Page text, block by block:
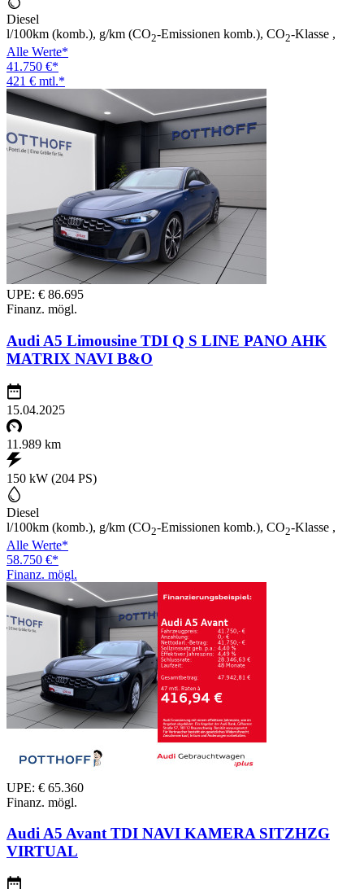
Diesel
l/100km (komb.), g/km (CO2-Emissionen komb.), CO2-Klasse ,
Alle Werte*
41.750 €*
421 € mtl.*
UPE: € 86.695
Finanz. mögl.
Audi A5 Limousine TDI Q S LINE PANO AHK
MATRIX NAVI B&O
15.04.2025
11.989 km
150 kW (204 PS)
Diesel
l/100km (komb.), g/km (CO2-Emissionen komb.), CO2-Klasse ,
Alle Werte*
58.750 €*
Finanz. mögl.
UPE: € 65.360
Finanz. mögl.
Audi A5 Avant TDI NAVI KAMERA SITZHZG
VIRTUAL